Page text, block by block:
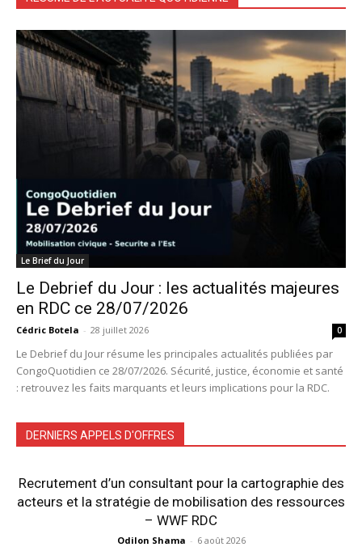
Le Brief du Jour
Le Debrief du Jour : les actualités majeures
en RDC ce 28/07/2026
Cédric Botela - 28 juillet 2026 0
Le Debrief du Jour résume les principales actualités publiées par
CongoQuotidien ce 28/07/2026. Sécurité, justice, économie et santé
: retrouvez les faits marquants et leurs implications pour la RDC.
DERNIERS APPELS D'OFFRES
Recrutement d’un consultant pour la cartographie des
acteurs et la stratégie de mobilisation des ressources
– WWF RDC
Odilon Shama - 6 août 2026